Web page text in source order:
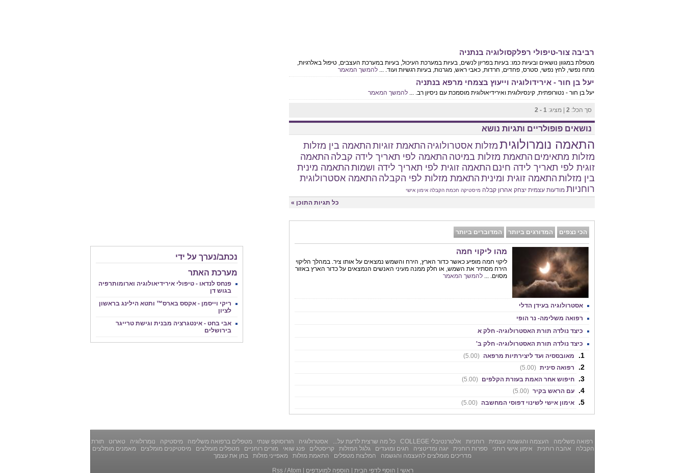
רביבה צור-טיפולי רפלקסולוגיה בנתניה
מטפלת במגוון נושאים ובעיות כמו: בעיות בפריון לנשים, בעיות במערכת העיכול, בעיות במערכת העצבים, טיפול באלרגיות,
מתח נפשי, לחץ נפשי, סטרס, פחדים, חרדות, כאבי ראש, מגרנות, בעיות רגשיות ועוד. ... להמשך המאמר
יעל בן חור - אירידולוגיה וייעוץ בצמחי מרפא בנתניה
יעל בן חור - נטורופתית, קינסיולוגית ואירידיאולוגית מוסמכת עם ניסיון רב. ... להמשך המאמר
סך הכל: 2 | מציג: 1 - 2
נושאים פופולריים ותגיות נושא
התאמה נומרולוגית מזלות אסטרולוגיה התאמת זוגיות התאמה בין מזלות
מזלות מתאימים התאמת מזלות במיטה התאמה לפי תאריך לידה קבלה התאמה
זוגית לפי תאריך לידה חינם התאמה זוגית לפי תאריך לידה ושמות התאמה מינית
בין מזלות התאמה זוגית ומינית התאמת מזלות לפי הקבלה התאמה אסטרולוגית
רוחניות מודעות עצמית יצחק אהרון קבלה מיסטיקה חכמת הקבלה אימון אישי
כל תגיות התוכן »
הכי נצפים המדורגים ביותר המדוברים ביותר
מהו ליקוי חמה
ליקוי חמה מופיע כאשר כדור הארץ, הירח והשמש נמצאים על אותו ציר. במהלך הליקוי
הירח מסתיר את השמש, או חלק ממנה מעיני האנשים הנמצאים על כדור הארץ באזור
מסוים. ... להמשך המאמר
אסטרולוגיה בעידן הדלי
רפואה משלימה- נר הופי
כיצד נולדה תורת האסטרולוגיה- חלק א
כיצד נולדה תורת האסטרולוגיה- חלק ב'
מאובססיה ועד ליצירתיות מרפאה (5.00)
רפואה סינית (5.00)
חיפוש אחר האמת בעזרת הקלפים (5.00)
עם הראש בקיר (5.00)
אימון אישי לשינוי דפוסי המחשבה (5.00)
נכתב/נערך על ידי
מערכת האתר
פנחס לנדאו - טיפולי אירידיאולוגיה וארומותרפיה
בגוש דן
ריקי וייסמן - אקסס בארס™ ותטא הילינג בראשון
לציון
אבי בחט - אינטגרציה מבנית וגישת טרייגר
בירושלים
רפואה משלימה העצמה והגשמה עצמית רוחניות אלטרנטיבלי COLLEGE כל מה שרצית לדעת על... אסטרולוגיה הורוסוקפ שנתי מטפלים ברפואה משלימה מיסטיקה נומרולוגיה טארוט
תורת
הקבלה
אהבה רוחנית אימון אישי רוחני ספרות רוחנית יוגה ומדיטציה חגים ומועדים גלגל המזלות קריסטלים פנג שואי מורים רוחניים מטפלים מומלצים מיסטיקנים מומלצים
מאמנים מומלצים
מדריכים מומלצים להעצמה והגשמה
המלצות מטפלים התאמת מזלות מאפייני מזלות בחן את עצמך
ראשי הוסף לדפי הבית הוספה למועדפים Rss/Atom